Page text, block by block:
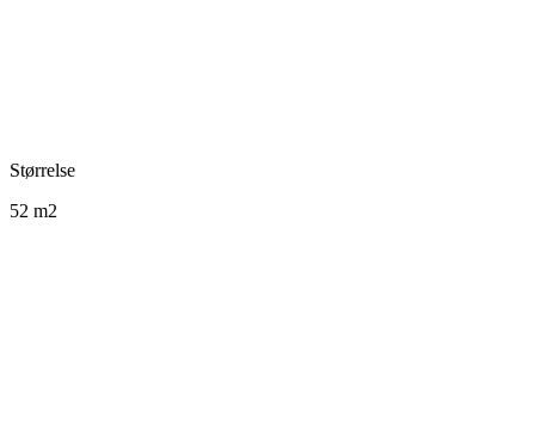
Størrelse
52 m2